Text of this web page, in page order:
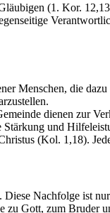
(1. Kor.
Menschen, die
dienen zur
Stärkung und
(Kol. 1,18).
Nachfolge ist
zu Gott, zum Bruder